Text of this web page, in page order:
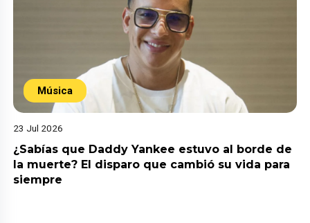
Música
23 Jul 2026
¿Sabías que Daddy Yankee estuvo al borde de
la muerte? El disparo que cambió su vida para
siempre